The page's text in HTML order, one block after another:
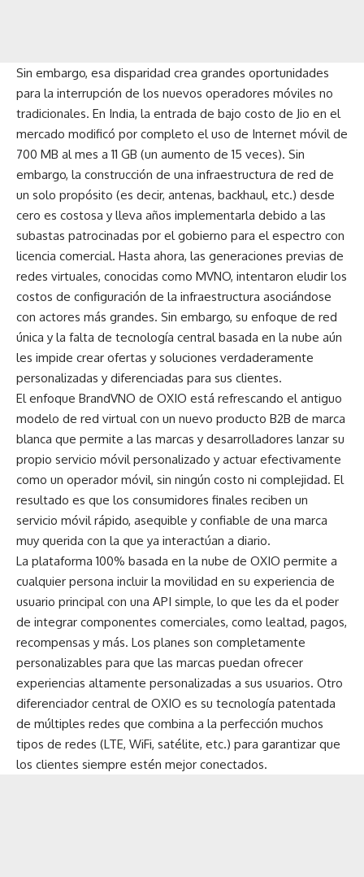
Sin embargo, esa disparidad crea grandes oportunidades
para la interrupción de los nuevos operadores móviles no
tradicionales. En India, la entrada de bajo costo de Jio en el
mercado modificó por completo el uso de Internet móvil de
700 MB al mes a 11 GB (un aumento de 15 veces). Sin
embargo, la construcción de una infraestructura de red de
un solo propósito (es decir, antenas, backhaul, etc.) desde
cero es costosa y lleva años implementarla debido a las
subastas patrocinadas por el gobierno para el espectro con
licencia comercial. Hasta ahora, las generaciones previas de
redes virtuales, conocidas como MVNO, intentaron eludir los
costos de configuración de la infraestructura asociándose
con actores más grandes. Sin embargo, su enfoque de red
única y la falta de tecnología central basada en la nube aún
les impide crear ofertas y soluciones verdaderamente
personalizadas y diferenciadas para sus clientes.
El enfoque BrandVNO de OXIO está refrescando el antiguo
modelo de red virtual con un nuevo producto B2B de marca
blanca que permite a las marcas y desarrolladores lanzar su
propio servicio móvil personalizado y actuar efectivamente
como un operador móvil, sin ningún costo ni complejidad. El
resultado es que los consumidores finales reciben un
servicio móvil rápido, asequible y confiable de una marca
muy querida con la que ya interactúan a diario.
La plataforma 100% basada en la nube de OXIO permite a
cualquier persona incluir la movilidad en su experiencia de
usuario principal con una API simple, lo que les da el poder
de integrar componentes comerciales, como lealtad, pagos,
recompensas y más. Los planes son completamente
personalizables para que las marcas puedan ofrecer
experiencias altamente personalizadas a sus usuarios. Otro
diferenciador central de OXIO es su tecnología patentada
de múltiples redes que combina a la perfección muchos
tipos de redes (LTE, WiFi, satélite, etc.) para garantizar que
los clientes siempre estén mejor conectados.